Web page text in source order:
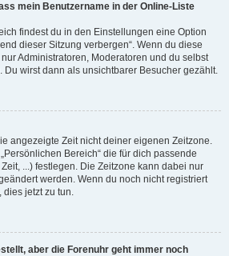
mein Benutzername in der Online-Liste
findest du in den Einstellungen eine Option
dieser Sitzung verbergen“. Wenn du diese
Administratoren, Moderatoren und du selbst
Du wirst dann als unsichtbarer Besucher gezählt.
angezeigte Zeit nicht deiner eigenen Zeitzone.
Bereich“ die für dich passende
...) festlegen. Die Zeitzone kann dabei nur
werden. Wenn du noch nicht registriert
dies jetzt zu tun.
aber die Forenuhr geht immer noch